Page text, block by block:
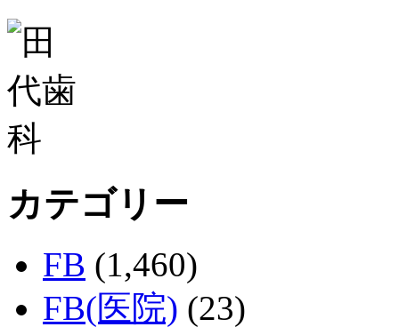
カテゴリー
FB (1,460)
FB(医院) (23)